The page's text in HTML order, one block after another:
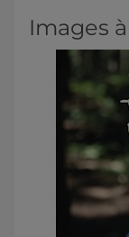
Images